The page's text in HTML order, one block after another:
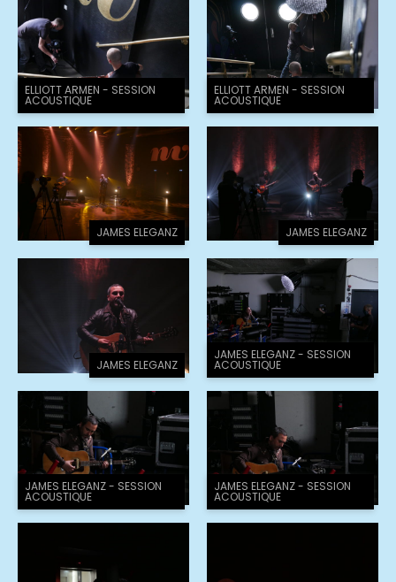
ELLIOTT ARMEN - SESSION
ACOUSTIQUE
ELLIOTT ARMEN - SESSION
ACOUSTIQUE
JAMES ELEGANZ JAMES ELEGANZ
JAMES ELEGANZ
JAMES ELEGANZ - SESSION
ACOUSTIQUE
JAMES ELEGANZ - SESSION
ACOUSTIQUE
JAMES ELEGANZ - SESSION
ACOUSTIQUE